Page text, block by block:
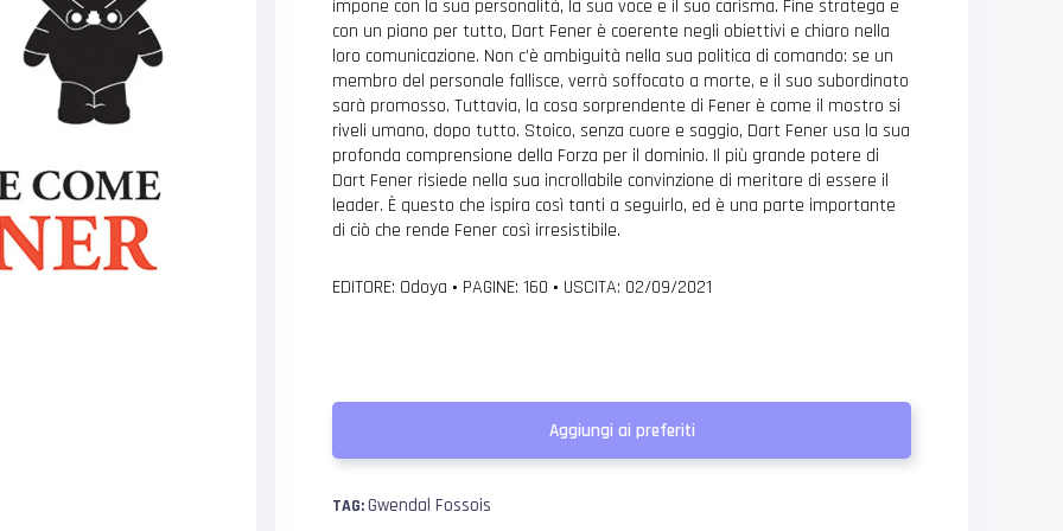
impone con la sua personalità, la sua voce e il suo carisma. Fine stratega e
con un piano per tutto, Dart Fener è coerente negli obiettivi e chiaro nella
loro comunicazione. Non c’è ambiguità nella sua politica di comando: se un
membro del personale fallisce, verrà soffocato a morte, e il suo subordinato
sarà promosso. Tuttavia, la cosa sorprendente di Fener è come il mostro si
riveli umano, dopo tutto. Stoico, senza cuore e saggio, Dart Fener usa la sua
profonda comprensione della Forza per il dominio. Il più grande potere di
Dart Fener risiede nella sua incrollabile convinzione di meritare di essere il
leader. È questo che ispira così tanti a seguirlo, ed è una parte importante
di ciò che rende Fener così irresistibile.
EDITORE: Odoya • PAGINE: 160 • USCITA: 02/09/2021
Aggiungi ai preferiti
TAG:Gwendal Fossois